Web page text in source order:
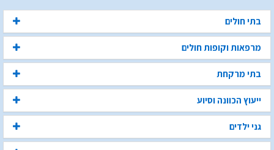
בתי חולים
מרפאות וקופות חולים
בתי מרקחת
ייעוץ הכוונה וסיוע
גני ילדים